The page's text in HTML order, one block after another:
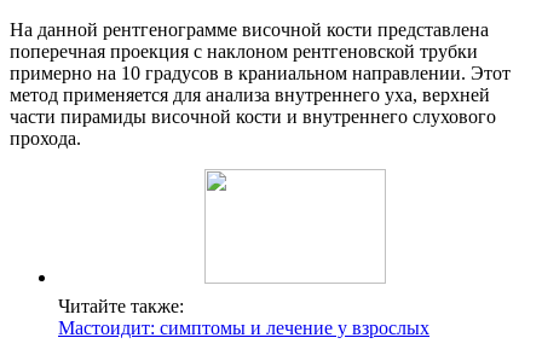
На данной рентгенограмме височной кости представлена
поперечная проекция с наклоном рентгеновской трубки
примерно на 10 градусов в краниальном направлении. Этот
метод применяется для анализа внутреннего уха, верхней
части пирамиды височной кости и внутреннего слухового
прохода.
Читайте также:
Мастоидит: симптомы и лечение у взрослых